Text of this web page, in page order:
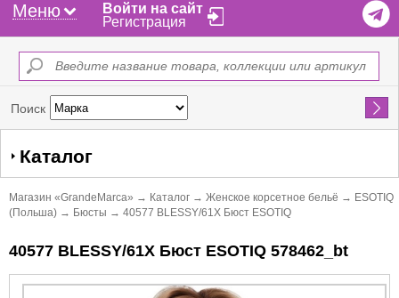
Меню
Войти на сайт
Регистрация
Поиск Найти
Каталог
Магазин «GrandeMarca» → Каталог → Женское корсетное бельё → ESOTIQ
(Польша) → Бюсты → 40577 BLESSY/61X Бюст ESOTIQ
40577 BLESSY/61X Бюст ESOTIQ 578462_bt